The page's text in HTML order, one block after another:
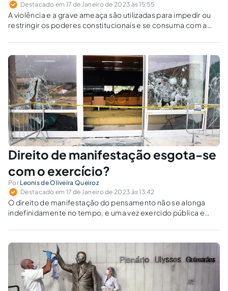
Destacado em 17 de Janeiro de 2023 às 15:55
A violência e a grave ameaça são utilizadas para impedir ou
restringir os poderes constitucionais e se consuma com a
Direito de manifestação esgota-se
com o exercício?
Por Leonis de Oliveira Queiroz
Destacado em 17 de Janeiro de 2023 às 13:42
O direito de manifestação do pensamento não se alonga
indefinidamente no tempo, e uma vez exercido pública e
lhe dá suporte.